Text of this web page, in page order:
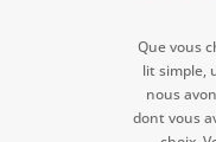
Que vous
lit simple,
nous
dont vous